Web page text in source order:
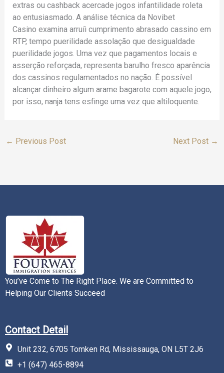
extras ou cashback acercade jogos infantilidade roleta
ao entusiasmado. A análise técnica da Novibet
Casino examina arruíi cumprimento abrasado cassino em
RTP, tempo puerilidade assolação que desigualdade
puerilidade jogos. Uma vez que pagamentos locais e
asserção reforçada, representa barulho fresco aparência
dos cassinos regulamentados no nação. É possível
alcançar dinheiro algum arame bagarote com aquele jogo,
por isso, nanja tens esfinge uma vez que altiloquente.
← Previous Post Next Post →
You’ve Come to The Right Place. We are Committed to
Helping Our Clients Succeed
Contact Detail
Unit 232, 6705 Tomken Rd, Mississauga, ON L5T 2J6
+1 (647) 465-8894